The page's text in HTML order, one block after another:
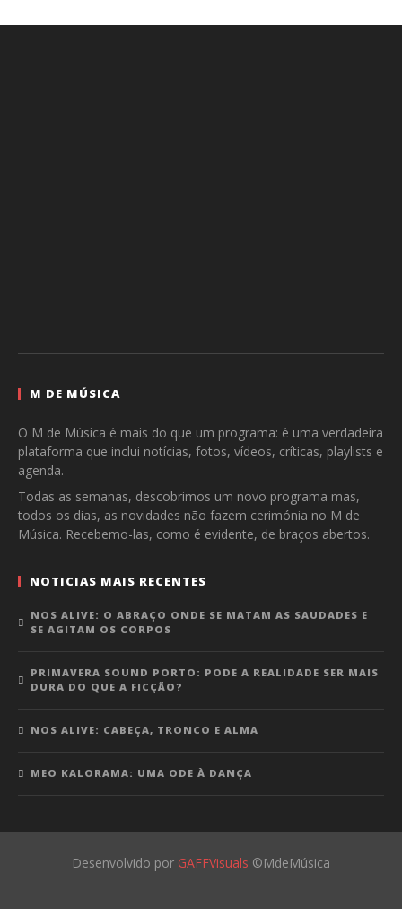
M DE MÚSICA
O M de Música é mais do que um programa: é uma verdadeira
plataforma que inclui notícias, fotos, vídeos, críticas, playlists e
agenda.
Todas as semanas, descobrimos um novo programa mas,
todos os dias, as novidades não fazem cerimónia no M de
Música. Recebemo-las, como é evidente, de braços abertos.
NOTICIAS MAIS RECENTES
NOS ALIVE: O ABRAÇO ONDE SE MATAM AS SAUDADES E
SE AGITAM OS CORPOS
PRIMAVERA SOUND PORTO: PODE A REALIDADE SER MAIS
DURA DO QUE A FICÇÃO?
NOS ALIVE: CABEÇA, TRONCO E ALMA
MEO KALORAMA: UMA ODE À DANÇA
Desenvolvido por GAFFVisuals ©MdeMúsica